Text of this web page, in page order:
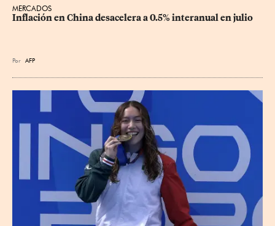
MERCADOS
Inflación en China desacelera a 0.5% interanual en julio
Por AFP